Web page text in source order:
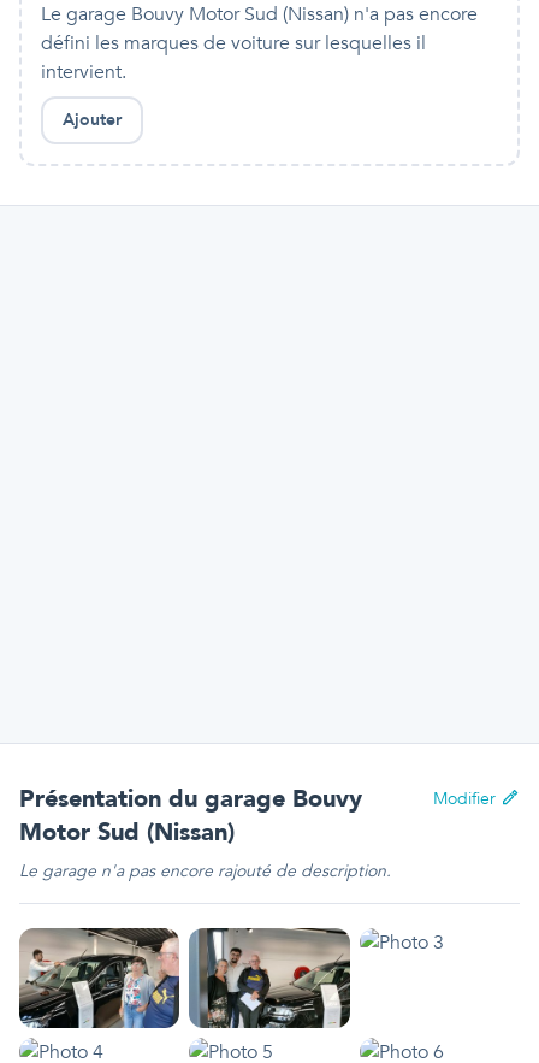
Le garage Bouvy Motor Sud (Nissan) n'a pas encore
défini les marques de voiture sur lesquelles il
intervient.
Ajouter
Présentation du garage Bouvy
Motor Sud (Nissan)
Modifier
Le garage n'a pas encore rajouté de description.